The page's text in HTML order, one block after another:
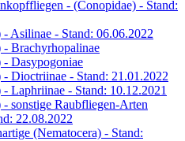
- (Conopidae) - Stand:
Asilinae - Stand: 06.06.2022
Brachyrhopalinae
Dasypogoniae
Dioctriinae - Stand: 21.01.2022
Laphriinae - Stand: 10.12.2021
sonstige Raubfliegen-Arten
22.08.2022
(Nematocera) - Stand: